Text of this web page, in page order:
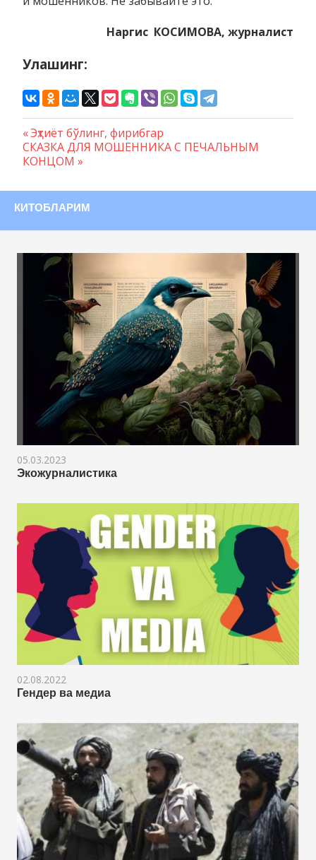
Наргис КОСИМОВА, журналист
Улашинг:
Навигация
по
записям
Предыдущая
запись:
Эҳтиёт бўлинг, фирибгар
Следующая
запись:
СКАЗКА ДЛЯ МОШЕННИКА С ПЕЧАЛЬНЫМ
КОНЦОМ
КИТОБЛАРИМ
05.03.2023
Экожурналистика
02.08.2022
Гендер ва медиа